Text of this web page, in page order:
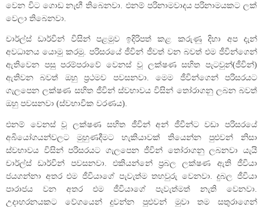
වෙන විට ගොඩ නැඟී තිබෙනවා. එනම් පරිනාමවාදය පරිනාමයකට ලක්
වෙලා තිබෙනවා.
චාර්ල්ස් ඩාර්වින් විසින් පළමුව ඉදිරිපත් කළ කරුණු දිහා අප දැන්
අවධානය යොමු කරමු. පරිසරයේ ජීවින් ජීවත් වන බවත් එම ජීවින්ගෙන්
ඇතිවෙන පසු පරම්පරාවේ වෙනස් වූ ලක්ෂණ සහිත පැටවුන්(ජීවින්)
ඇතිවන බවත් ඔහු ප්‍රථමව පවසනවා. මෙම ජීවින්ගෙන් පරිසරයට
ගැලපෙන ලක්ෂණ සහිත ජීවින් ස්වභාවය විසින් තෝරාගනු ලබන බවත්
ඔහු පවසනවා (ස්වභාවික වරණය).
එනම් වෙනස් වූ ලක්ෂණ සහිත ජීවින් අන් ජීවීන්ට වඩා පරිසරයේ
අබියෝගයන්වලට මුහුණදීමට හැකියාවක් තියෙන්න පුළුවන් නිසා
ස්වභාවය විසින් පරිසරයට ගැලපෙන ජීවින් තෝරාගනු ලබනවා යැයි
චාර්ල්ස් ඩාර්වින් පවසනවා. එකියන්නේ ප්‍රබල ලක්ෂණ ඇති ජීවියා
ජයගන්නා අතර එම ජීවියාගේ පැවැත්ම තහවුරු වෙනවා. දුබල ජීවියා
පාරාජය වන අතර එම ජීවියාගේ පැවැත්මත් නැති වෙනවා.
උදාහරනයකට වේගයෙන් දුවන්න පුළුවන් මුවා තම සතුරාගෙන්